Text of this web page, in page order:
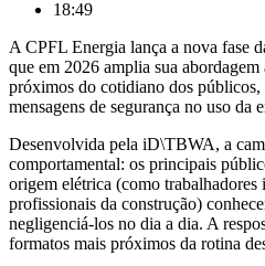
18:49
A CPFL Energia lança a nova fase
que em 2026 amplia sua
próximos do cotidiano dos
mensagens de segurança no uso da
Desenvolvida pela iD\TBWA, a
comportamental: os principais
origem elétrica (como trabalhadores
profissionais da construção)
negligenciá-los no dia a dia. A
formatos mais próximos da rotina